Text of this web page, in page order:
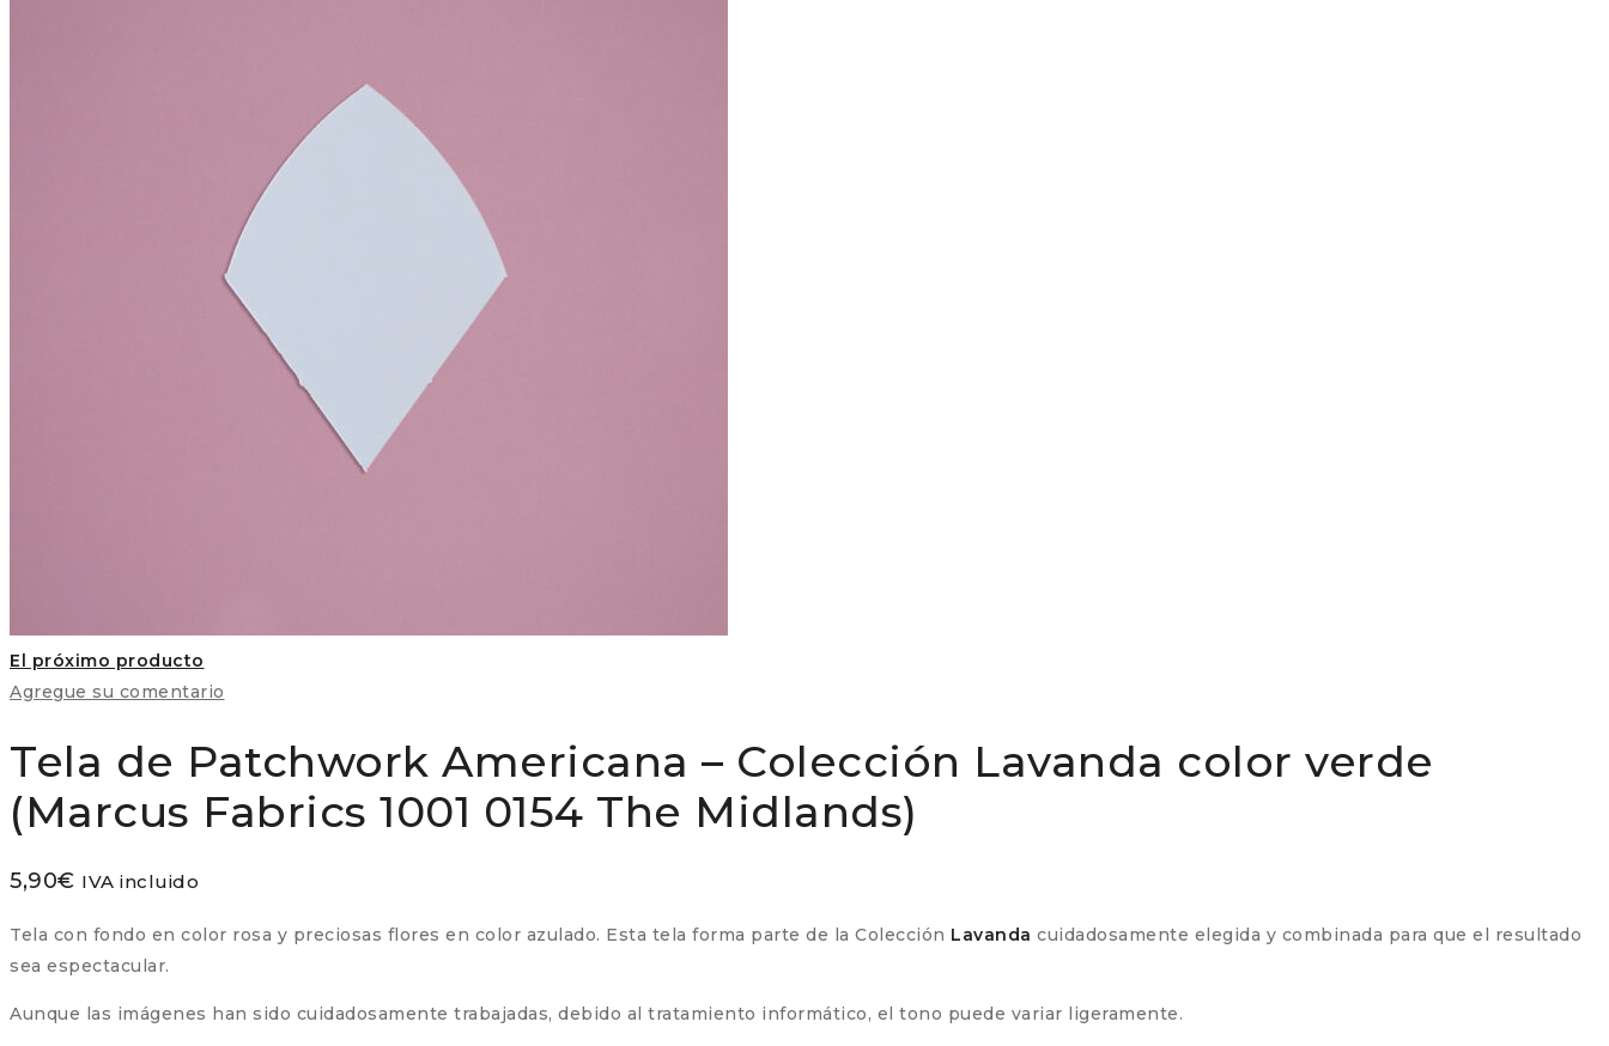
El próximo producto
Agregue su comentario
Tela de Patchwork Americana – Colección Lavanda color verde
(Marcus Fabrics 1001 0154 The Midlands)
5,90€ IVA incluido
Tela con fondo en color rosa y preciosas flores en color azulado. Esta tela forma parte de la Colección Lavanda cuidadosamente elegida y combinada para que el resultado
sea espectacular.
Aunque las imágenes han sido cuidadosamente trabajadas, debido al tratamiento informático, el tono puede variar ligeramente.